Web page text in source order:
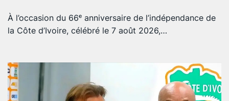
À l’occasion du 66ᵉ anniversaire de l’indépendance de
la Côte d’Ivoire, célébré le 7 août 2026,…